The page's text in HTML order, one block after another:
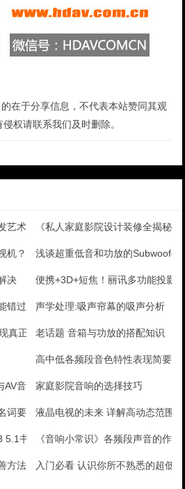
在于分享信息，不代表本站赞同其观
权请联系我们及时删除。
艺术气息的音箱《私人家庭影院设计装修全揭秘》
机？1张图告诉你
浅谈超重低音和功放的Subwoofer
决 便携+3D+短焦！丽讯多功能投影
错过10大经典间谍电影
声学处理:吸声帘幕的吸声分析
真正3D投影老话题 音箱与功放的搭配知识
高中低各频段音色特性表现简要说
AV音箱及监听音箱的区别
家庭影院音响的选择技巧
词要素解析液晶电视的未来 详解高动态范围
5.1书架箱测评《音响小常识》各频段声音的作
方法 入门必看 认识你所不熟悉的超低